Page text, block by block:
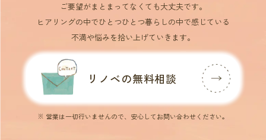
ご要望がまとまってなくても大丈夫です。
ヒアリングの中でひとつひとつ暮らしの中で感じている
不満や悩みを拾い上げていきます。
リノベの無料相談
※ 営業は一切行いませんので、安心してお問い合わせください。